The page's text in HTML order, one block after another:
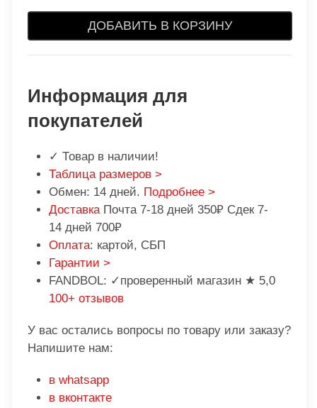
ДОБАВИТЬ В КОРЗИНУ
Информация для
покупателей
✓ Товар в наличии!
Таблица размеров >
Обмен: 14 дней. Подробнее >
Доставка Почта 7-18 дней 350₽ Сдек 7-
14 дней 700₽
Оплата: картой, СБП
Гарантии >
FANDBOL: ✓проверенный магазин ★ 5,0
100+ отзывов
У вас остались вопросы по товару или заказу?
Напишите нам:
в whatsapp
в вконтакте